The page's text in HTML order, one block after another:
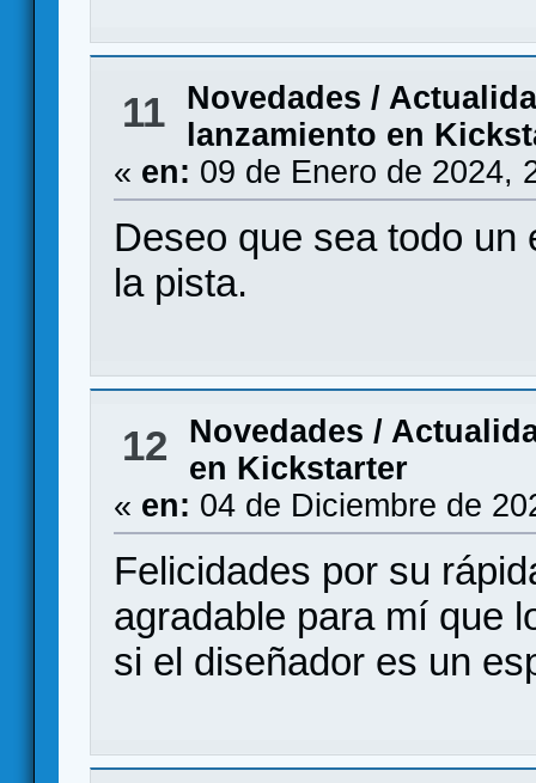
11
Novedades /
lanzamiento en
« en: 09 de Enero de 2024,
Deseo que sea todo un
la pista.
12
Novedades /
en Kickstarter
« en: 04 de Diciembre de
Felicidades por su
agradable para mí que
si el diseñador es un